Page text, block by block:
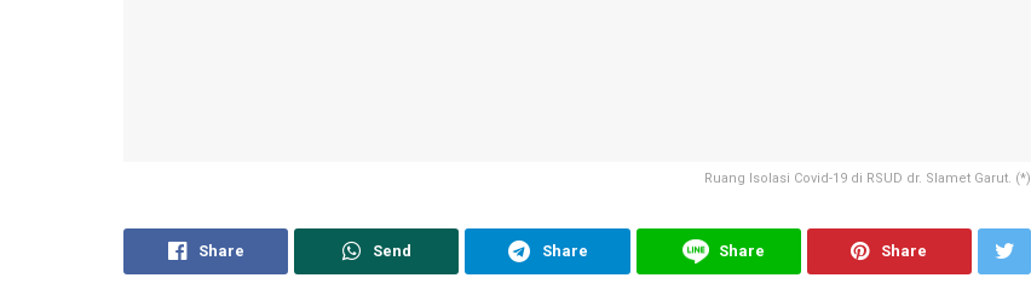
Ruang Isolasi Covid-19 di RSUD dr. Slamet Garut. (*)
Share Send Share Share Share